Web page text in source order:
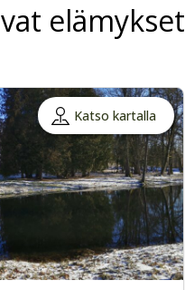
elämykset
Katso kartalla